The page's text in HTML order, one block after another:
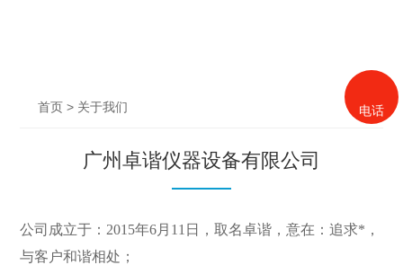
首页 > 关于我们
广州卓谐仪器设备有限公司
公司成立于：2015年6月11日，取名卓谐，意在：追求*，
与客户和谐相处；